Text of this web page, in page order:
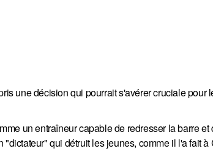
une décision qui pourrait s'avérer cruciale pour
un entraîneur capable de redresser la barre et
qui détruit les jeunes, comme il l'a fait à